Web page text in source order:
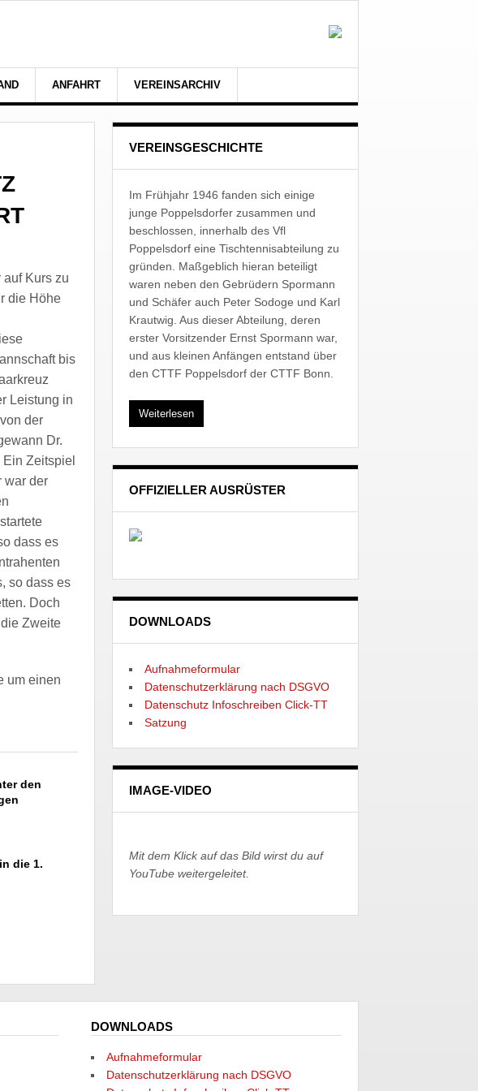
ANFAHRT VEREINSARCHIV
Kurs zu
die Höhe
bis
Leistung in
der
Dr.
Zeitspiel
war der
dass es
so dass es
Doch
Zweite
um einen
den
die 1.
VEREINSGESCHICHTE
Im Frühjahr 1946 fanden sich einige
junge Poppelsdorfer zusammen und
beschlossen, innerhalb des Vfl
Poppelsdorf eine Tischtennisabteilung zu
gründen. Maßgeblich hieran beteiligt
waren neben den Gebrüdern Spormann
und Schäfer auch Peter Sodoge und Karl
Krautwig. Aus dieser Abteilung, deren
erster Vorsitzender Ernst Spormann war,
und aus kleinen Anfängen entstand über
den CTTF Poppelsdorf der CTTF Bonn.
Weiterlesen
OFFIZIELLER AUSRÜSTER
DOWNLOADS
Aufnahmeformular
Datenschutzerklärung nach DSGVO
Datenschutz Infoschreiben Click-TT
Satzung
IMAGE-VIDEO
Mit dem Klick auf das Bild wirst du auf
YouTube weitergeleitet.
DOWNLOADS
Aufnahmeformular
Datenschutzerklärung nach DSGVO